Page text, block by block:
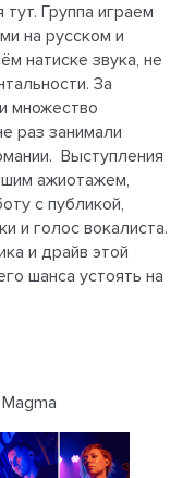
Группа играем
на русском и
натиске звука, не
За
множество
раз занимали
Выступления
ажиотажем,
с публикой,
и голос вокалиста.
и драйв этой
шанса устоять на